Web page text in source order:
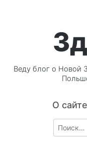
Веду блог о Новой
О сайте
Search
for: